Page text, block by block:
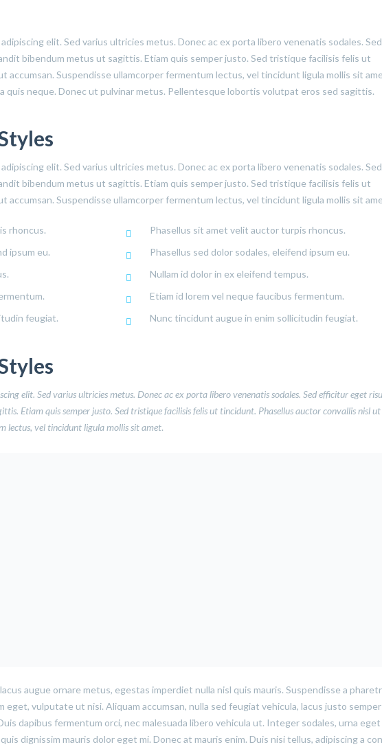
elit. Sed varius ultricies metus. Donec ac ex porta libero venenatis sodales. Sed
bibendum metus ut sagittis. Etiam quis semper justo. Sed tristique facilisis felis ut
accumsan. Suspendisse ullamcorper fermentum lectus, vel tincidunt ligula mollis sit
neque. Donec ut pulvinar metus. Pellentesque lobortis volutpat eros sed sagittis.
elit. Sed varius ultricies metus. Donec ac ex porta libero venenatis sodales. Sed
bibendum metus ut sagittis. Etiam quis semper justo. Sed tristique facilisis felis ut
accumsan. Suspendisse ullamcorper fermentum lectus, vel tincidunt ligula mollis sit
rhoncus.
ipsum eu.
feugiat.
Phasellus sit amet velit auctor turpis rhoncus.
Phasellus sed dolor sodales, eleifend ipsum eu.
Nullam id dolor in ex eleifend tempus.
Etiam id lorem vel neque faucibus fermentum.
Nunc tincidunt augue in enim sollicitudin feugiat.
elit. Sed varius ultricies metus. Donec ac ex porta libero venenatis sodales. Sed efficitur eget
Etiam quis semper justo. Sed tristique facilisis felis ut tincidunt. Phasellus auctor convallis nisl ut
lectus, vel tincidunt ligula mollis sit amet.
augue ornare metus, egestas imperdiet nulla nisl quis mauris. Suspendisse a
vulputate ut nisi. Aliquam accumsan, nulla sed feugiat vehicula, lacus justo
dapibus fermentum orci, nec malesuada libero vehicula ut. Integer sodales, urna eget
dignissim mauris dolor eget mi. Donec at mauris enim. Duis nisi tellus, adipiscing a